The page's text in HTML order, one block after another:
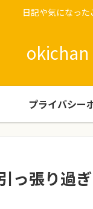
日記や気になった
プライバシー
っ張り過